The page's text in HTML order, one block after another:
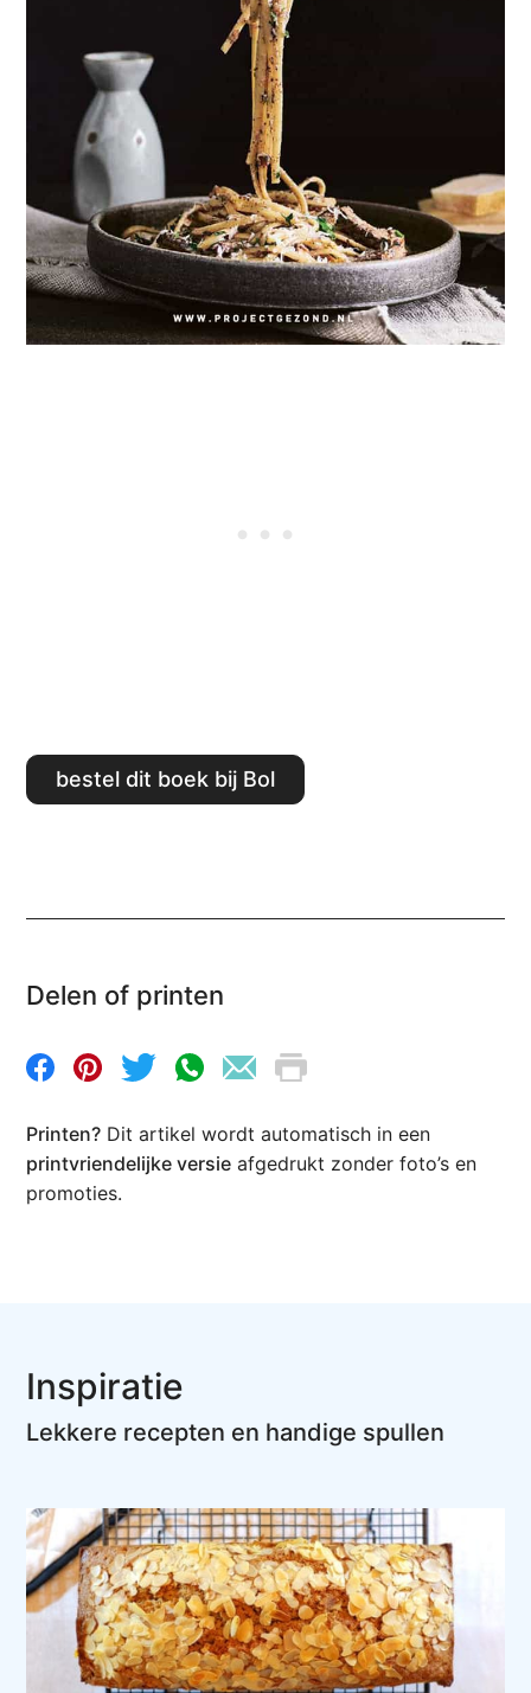
Bestel dit boek bij Bol
Delen of printen
Printen? Dit artikel wordt automatisch in een
printvriendelijke versie afgedrukt zonder foto’s en
promoties.
Inspiratie
Lekkere recepten en handige spullen